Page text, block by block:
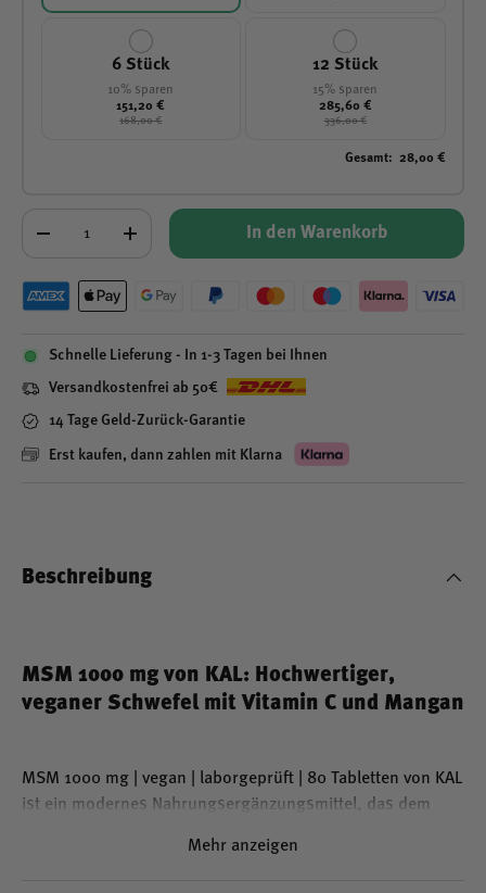
6 Stück
10% sparen
151,20 €
168,00 €
12 Stück
15% sparen
285,60 €
336,00 €
Gesamt: 28,00 €
+ In den Warenkorb
Schnelle Lieferung - In 1-3 Tagen bei Ihnen
Versandkostenfrei ab 50€
14 Tage Geld-Zurück-Garantie
Erst kaufen, dann zahlen mit Klarna
Beschreibung
MSM 1000 mg von KAL: Hochwertiger,
veganer Schwefel mit Vitamin C und Mangan
MSM 1000 mg | vegan | laborgeprüft | 80 Tabletten von KAL
ist ein modernes Nahrungsergänzungsmittel, das dem
Form von Methylsulfonylmethan (MSM) zuführt. Schwefel
Mehr anzeigen